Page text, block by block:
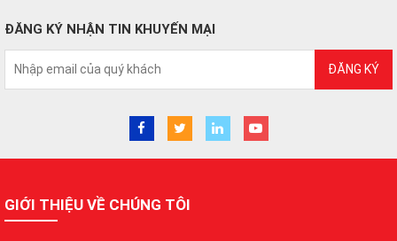
ĐĂNG KÝ NHẬN TIN KHUYẾN MẠI
ĐĂNG KÝ
GIỚI THIỆU VỀ CHÚNG TÔI